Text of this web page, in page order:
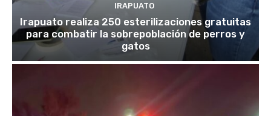
IRAPUATO
Irapuato realiza 250 esterilizaciones gratuitas
para combatir la sobrepoblación de perros y
gatos